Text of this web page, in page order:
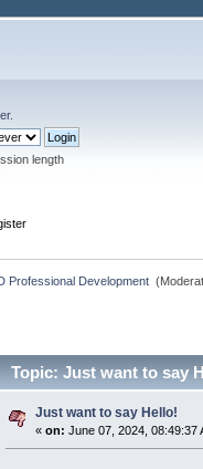
.
length
Professional Development
Topic: Just want to say
Just want to say Hello!
« on: June 07, 2024, 08:49:37